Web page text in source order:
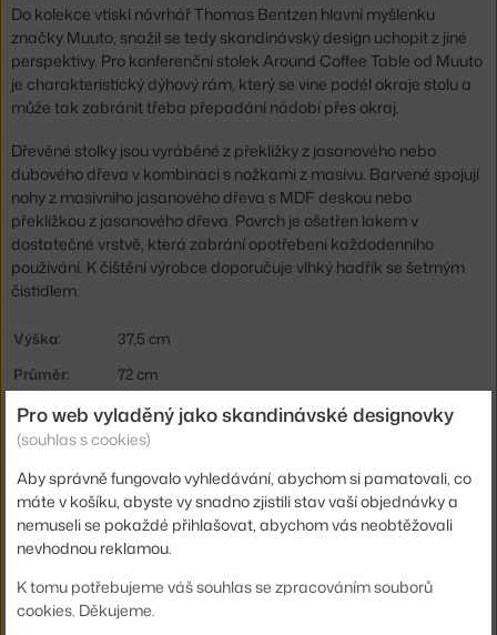
Do kolekce vtiskl návrhář Thomas Bentzen hlavní myšlenku
značky Muuto, snažil se tedy skandinávský design uchopit z jiné
perspektivy. Pro konferenční stolek Around Coffee Table od Muuto
je charakteristický dýhový rám, který se vine podél okraje stolu a
může tak zabránit třeba přepadání nádobí přes okraj.
Dřevěné stolky jsou vyráběné z překližky z jasanového nebo
dubového dřeva v kombinaci s nožkami z masivu. Barvené spojují
nohy z masivního jasanového dřeva s MDF deskou nebo
překližkou z jasanového dřeva. Povrch je ošetřen lakem v
dostatečné vrstvě, která zabrání opotřebení každodenního
používání. K čištění výrobce doporučuje vlhký hadřík se šetrným
čistidlem.
Výška:
37,5 cm
Průměr:
72 cm
Barva:
tmavě zelená
Materiál:
překližka, jasanové dřevo
Podnož:
dřevo
Tvar stolu:
kruh
Deska stolu:
dřevo
Kód produktu MUU-AROTABLR09
5713294887961
Pro web vyladěný jako skandinávské designovky
(souhlas s cookies)
Aby správně fungovalo vyhledávání, abychom si pamatovali, co
máte v košíku, abyste vy snadno zjistili stav vaší objednávky a
nemuseli se pokaždé přihlašovat, abychom vás neobtěžovali
nevhodnou reklamou.
K tomu potřebujeme váš souhlas se zpracováním souborů
cookies. Děkujeme.